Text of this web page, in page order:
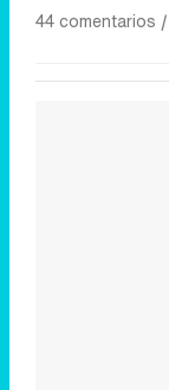
44 comentarios |